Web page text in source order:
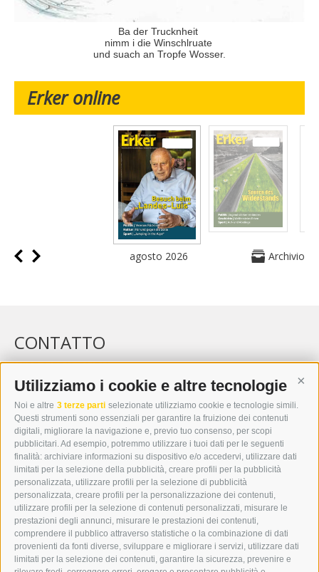
Utilizziamo i cookie e altre tecnologie
Noi e altre 3 terze parti selezionate utilizziamo cookie e tecnologie simili.
Questi strumenti sono essenziali per garantire la fruizione dei contenuti
digitali, migliorare la navigazione e, previo tuo consenso, per scopi
pubblicitari. Ad esempio, potremmo utilizzare i tuoi dati per le seguenti
finalità: archiviare informazioni su dispositivo e/o accedervi, utilizzare dati
limitati per la selezione della pubblicità, creare profili per la pubblicità
personalizzata, utilizzare profili per la selezione di pubblicità
personalizzata, creare profili per la personalizzazione dei contenuti,
utilizzare profili per la selezione di contenuti personalizzati, misurare le
prestazioni degli annunci, misurare le prestazioni dei contenuti,
comprendere il pubblico attraverso statistiche o la combinazione di dati
provenienti da fonti diverse, sviluppare e migliorare i servizi, utilizzare dati
limitati per la selezione dei contenuti, garantire la sicurezza, prevenire e
Ba der Trucknheit
nimm i die Winschlruate
und suach an Tropfe Wosser.
Erker online
agosto 2026 Archivio
CONTATTO
WIPP-MEDIA GMBH
DER ERKER
I-39049 VIPITENO
TEL.: +39 0472 766876
GRAFIK@DERERKER.IT
INFO@DERERKER.IT
BARBARA.FONTANA@DERERKER.IT
ERKER
PUBBLICITÀ NELL’ERKER
PUBBLICITÀ ONLINE
ADDEBITO DIRETTO SEPA